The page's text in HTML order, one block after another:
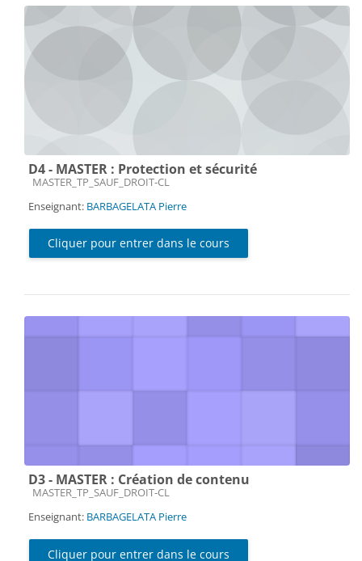
D4 - MASTER : Protection et sécurité
Catégorie de cours
MASTER_TP_SAUF_DROIT-CL
Enseignant: BARBAGELATA Pierre
Cliquer pour entrer dans le cours
D3 - MASTER : Création de contenu
Catégorie de cours
MASTER_TP_SAUF_DROIT-CL
Enseignant: BARBAGELATA Pierre
Cliquer pour entrer dans le cours